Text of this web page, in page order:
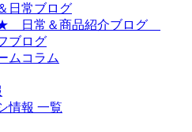
日常ブログ
日常＆商品紹介ブログ
ブログ
ムコラム
情報 一覧